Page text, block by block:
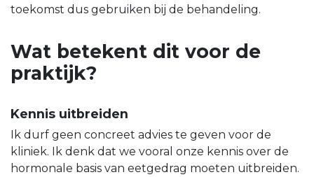
toekomst dus gebruiken bij de behandeling.
Wat betekent dit voor de
praktijk?
Kennis uitbreiden
Ik durf geen concreet advies te geven voor de
kliniek. Ik denk dat we vooral onze kennis over de
hormonale basis van eetgedrag moeten uitbreiden.